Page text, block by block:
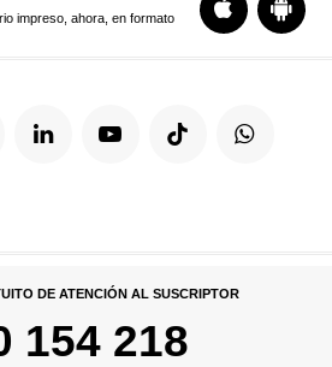
impreso, ahora, en formato
DE ATENCIÓN AL SUSCRIPTOR
154 218